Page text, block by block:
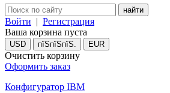
Войти | Регистрация
Ваша корзина пуста
USD пїЅпїЅпїЅ. EUR
Очистить корзину
Оформить заказ
Конфигуратор IBM